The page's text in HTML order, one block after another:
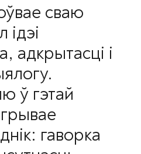
сваю
адкрытасці і
ў гэтай
гаворка